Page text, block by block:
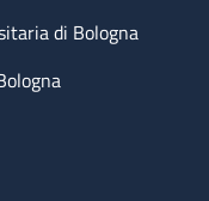
di Bologna